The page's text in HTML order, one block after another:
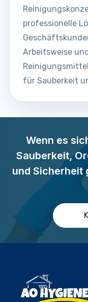
professionelle
Arbeitsweise
für Sauberkeit
Wenn es
Sauberkeit,
und Sicherheit